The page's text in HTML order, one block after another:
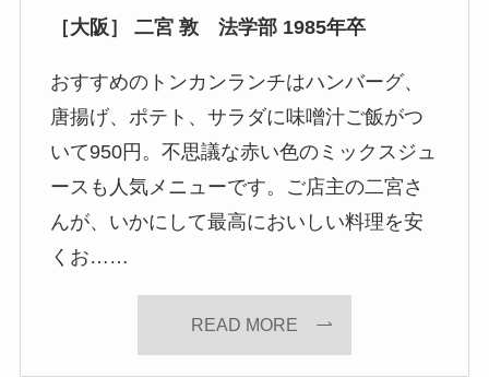
［大阪］ 二宮 敦 法学部 1985年卒
おすすめのトンカンランチはハンバーグ、
唐揚げ、ポテト、サラダに味噌汁ご飯がつ
いて950円。不思議な赤い色のミックスジュ
ースも人気メニューです。ご店主の二宮さ
んが、いかにして最高においしい料理を安
くお……
READ MORE